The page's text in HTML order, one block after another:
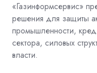
«Газинформсервис»
решения для защиты
промышленности,
сектора, силовых
власти.